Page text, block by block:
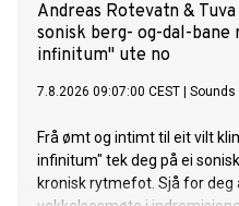
Andreas Rotevatn &
sonisk berg- og-dal-
infinitum" ute no
7.8.2026 09:07:00 CEST Sounds
Frå ømt og intimt til eit vilt
infinitum" tek deg på ei
kronisk rytmefot. Sjå for deg